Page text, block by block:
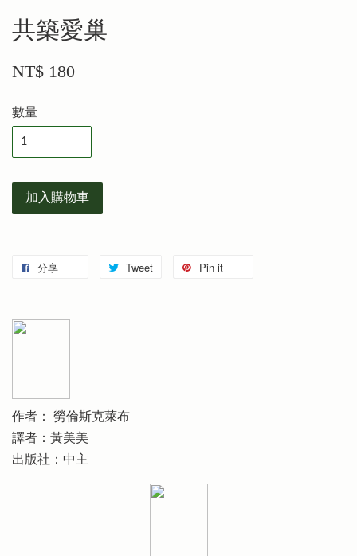
共築愛巢
NT$ 180
數量
加入購物車
分享 Tweet Pin it
作者： 勞倫斯克萊布
譯者：黃美美
出版社：中主